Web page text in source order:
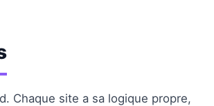
Chaque site a sa logique propre,